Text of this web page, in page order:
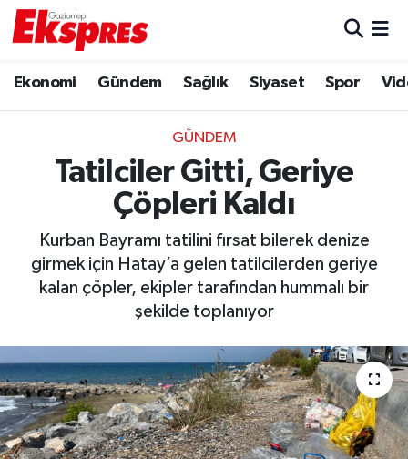
Ekonomi Gündem Sağlık Siyaset Spor
GÜNDEM
Tatilciler Gitti, Geriye
Çöpleri Kaldı
Kurban Bayramı tatilini fırsat bilerek denize
girmek için Hatay’a gelen tatilcilerden geriye
kalan çöpler, ekipler tarafından hummalı bir
şekilde toplanıyor
Ekonomi
Gaziantep son dakika
Gündem
Haberler
Kültür Sanat
Magazin
Müzik
Trafik Durumu
Puan Durumu ve Fikstür
Tüm Manşetler
Son Dakika Haberleri
Haber Arşivi